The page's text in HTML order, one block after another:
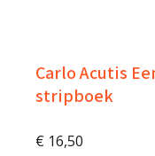
Carlo Acutis
stripboek
€ 16,50